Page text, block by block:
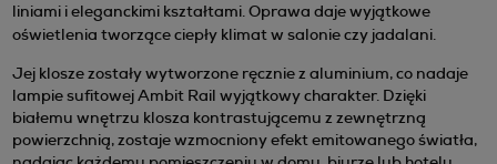
liniami i eleganckimi kształtami. Oprawa daje wyjątkowe
oświetlenia tworzące ciepły klimat w salonie czy jadalani.
Jej klosze zostały wytworzone ręcznie z aluminium, co nadaje
lampie sufitowej Ambit Rail wyjątkowy charakter. Dzięki
białemu wnętrzu klosza kontrastującemu z zewnętrzną
powierzchnią, zostaje wzmocniony efekt emitowanego światła,